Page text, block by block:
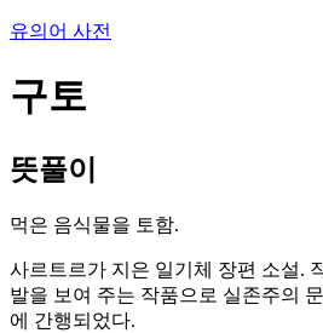
유의어 사전
구토
뜻풀이
먹은 음식물을 토함.
사르트르가 지은 일기체 장편 소설.
발을 보여 주는 작품으로 실존주의
에 간행되었다.